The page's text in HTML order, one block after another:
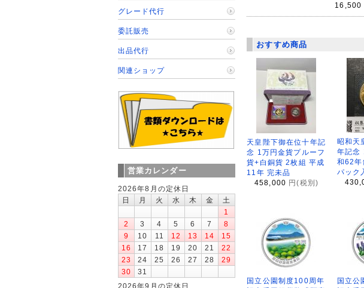
16,500
おすすめ商品
天皇陛下御在位十年記
念 1万円金貨プルーフ
貨+白銅貨 2枚組 平成
11年 完未品
458,000 円(税別)
昭和天
年記念
和62年
パック
国立公園制度100周年
国立公
グレード代行
委託販売
出品代行
関連ショップ
営業カレンダー
2026年8月の定休日
日
月 火 水 木 金
土
1
2
3 4 5 6 7
8
9
10 11 12 13 14
15
16
17 18 19 20 21
22
23
24 25 26 27 28
29
30
31
2026年9月の定休日